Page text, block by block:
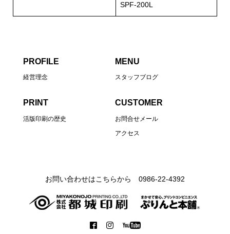
SPF-200L
PROFILE
経営理念
MENU
スタッフブログ
PRINT
活版印刷の歴史
CUSTOMER
お問合せメール
アクセス
お問い合わせはこちらから 0986-22-4392